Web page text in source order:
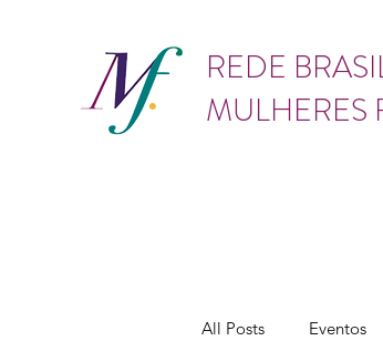
REDE
MULHERES
All Posts Eventos